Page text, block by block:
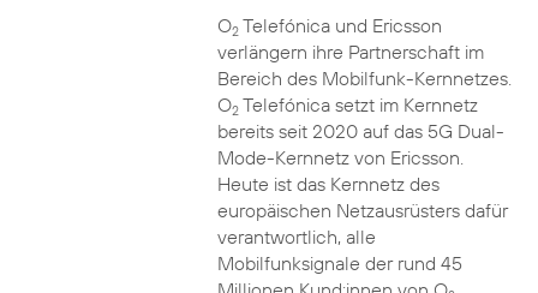
O2Telefónica und Ericsson
verlängern ihre Partnerschaft im
Bereich des Mobilfunk-Kernnetzes.
O2Telefónica setzt im Kernnetz
bereits seit 2020 auf das 5G Dual-
Mode-Kernnetz von Ericsson.
Heute ist das Kernnetz des
europäischen Netzausrüsters dafür
verantwortlich, alle
Mobilfunksignale der rund 45